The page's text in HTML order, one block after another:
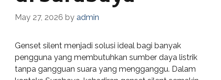
May 27, 2026 by admin
Genset silent menjadi solusi ideal bagi banyak
pengguna yang membutuhkan sumber daya listrik
tanpa gangguan suara yang mengganggu. Dalam